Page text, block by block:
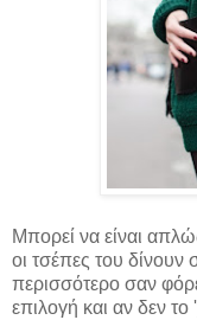
Μπορεί να είναι
οι τσέπες του δίνουν
περισσότερο σαν
επιλογή και αν δεν